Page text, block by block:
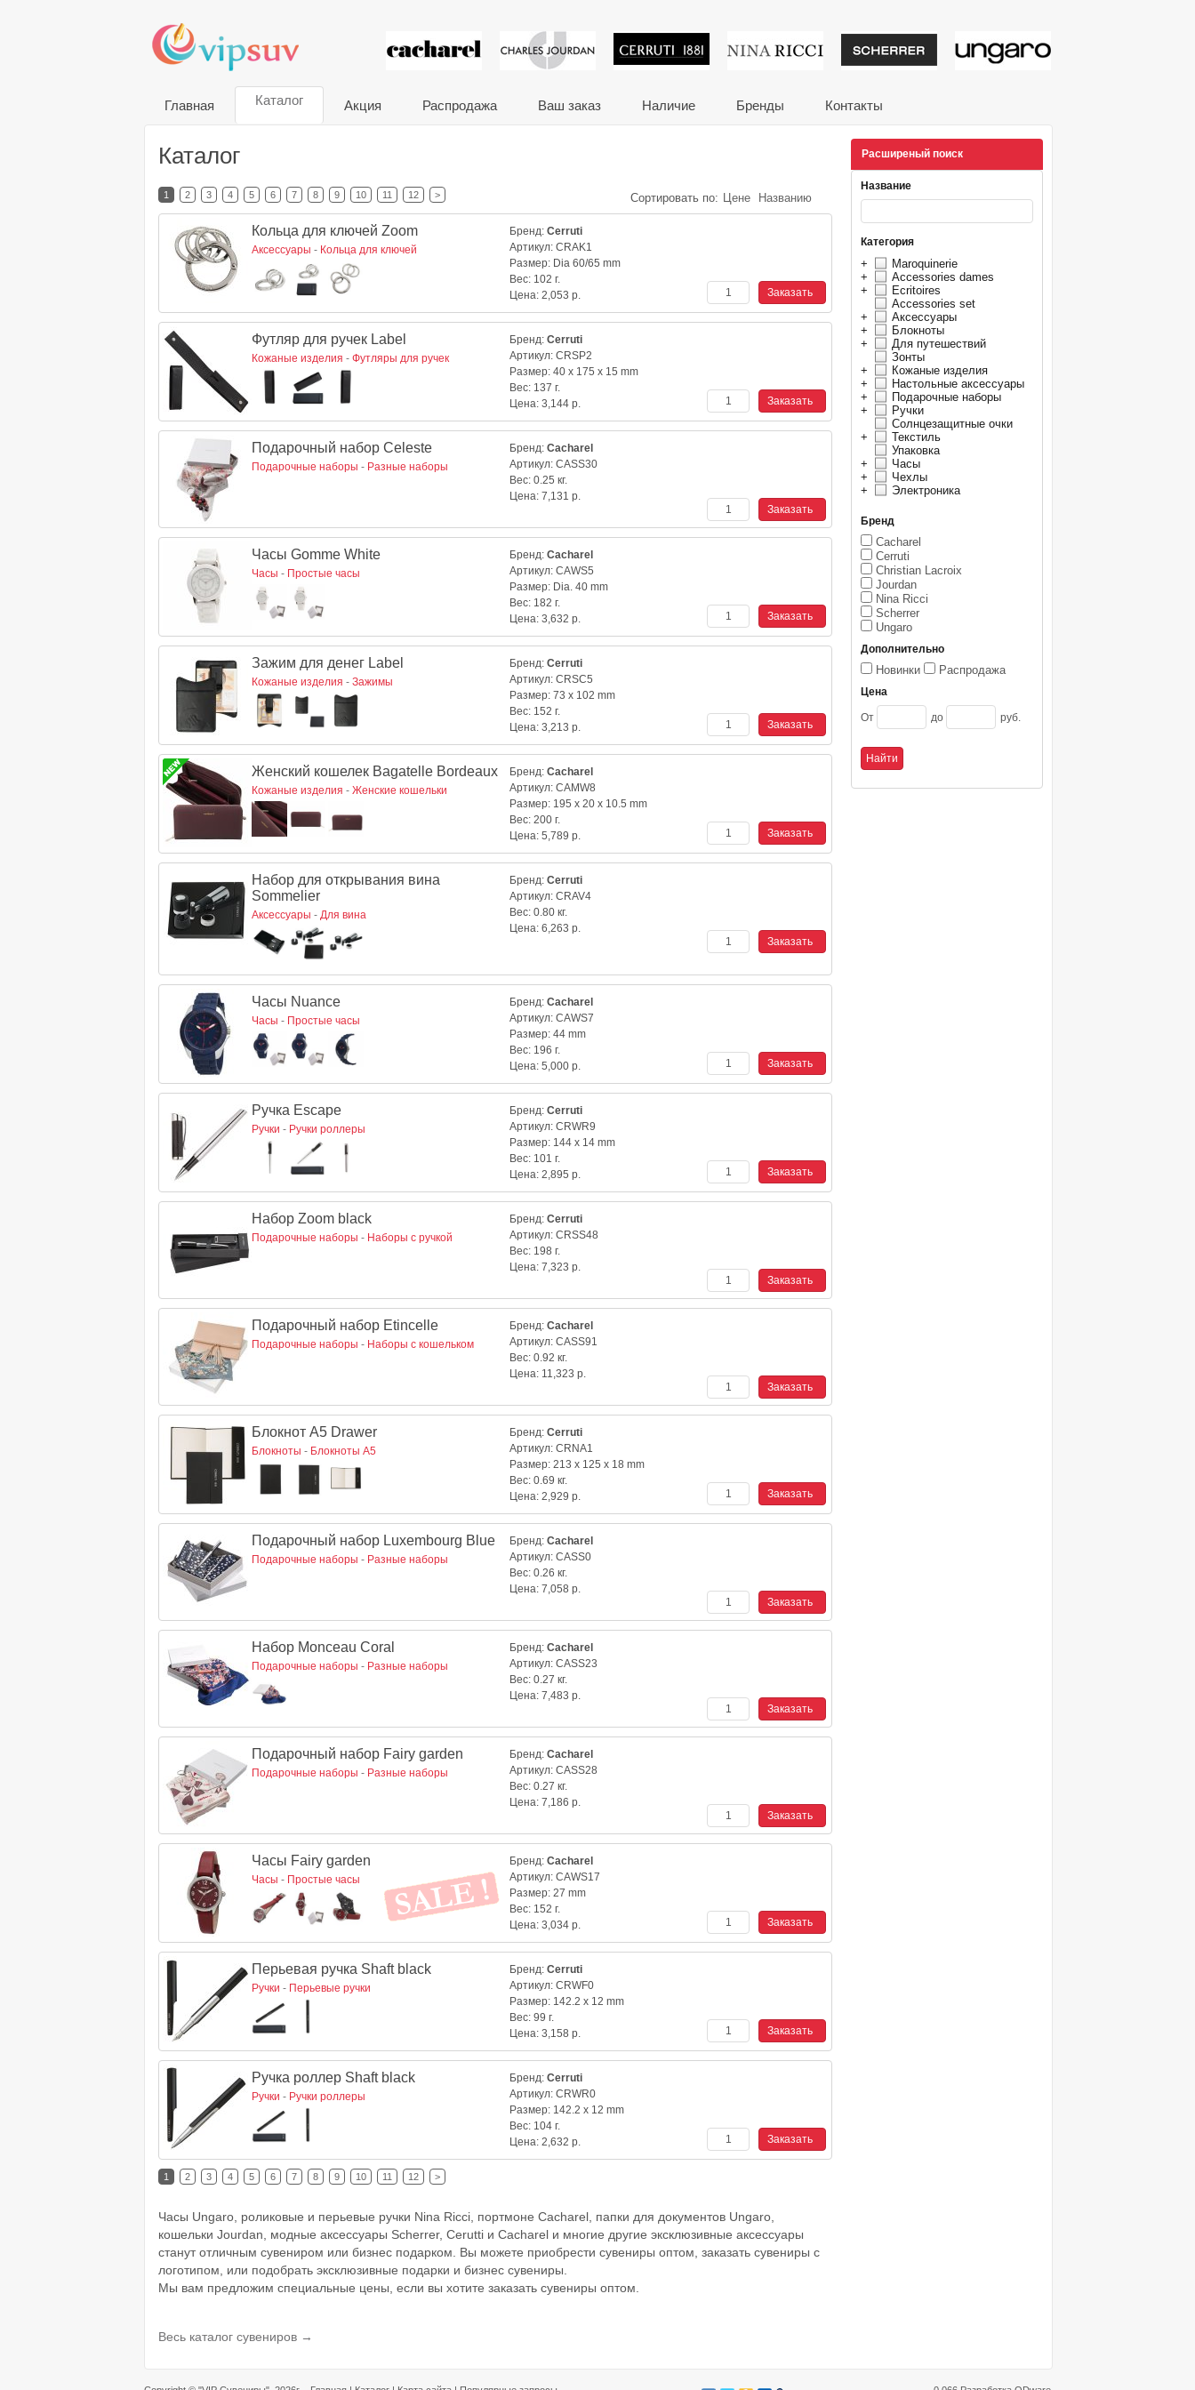
VIP сувениры и корпоративные подарки от
Главная Каталог Акция Распродажа Ваш заказ Наличие Бренды Контакты
Расширеный поиск
Название
Категория
+
Maroquinerie
+
Accessories dames
+
Ecritoires
Accessories set
+
Аксессуары
+
Блокноты
+
Для путешествий
Зонты
+
Кожаные изделия
+
Настольные аксессуары
+
Подарочные наборы
+
Ручки
Солнцезащитные очки
+
Текстиль
Упаковка
+
Часы
+
Чехлы
+
Электроника
Бренд
Cacharel
Cerruti
Christian Lacroix
Jourdan
Nina Ricci
Scherrer
Ungaro
Дополнительно
Новинки Распродажа
Цена
От до руб.
Каталог
1 2 3 4 5 6 7 8 9 10 11 12 > Сортировать по: Цене Названию
Кольца для ключей Zoom
Аксессуары - Кольца для ключей
Бренд: Cerruti
Артикул: CRAK1
Размер: Dia 60/65 mm
Вес: 102 г.
Цена: 2,053 р.
Футляр для ручек Label
Кожаные изделия - Футляры для ручек
Бренд: Cerruti
Артикул: CRSP2
Размер: 40 x 175 x 15 mm
Вес: 137 г.
Цена: 3,144 р.
Подарочный набор Celeste
Подарочные наборы - Разные наборы
Бренд: Cacharel
Артикул: CASS30
Вес: 0.25 кг.
Цена: 7,131 р.
Часы Gomme White
Часы - Простые часы
Бренд: Cacharel
Артикул: CAWS5
Размер: Dia. 40 mm
Вес: 182 г.
Цена: 3,632 р.
Зажим для денег Label
Кожаные изделия - Зажимы
Бренд: Cerruti
Артикул: CRSC5
Размер: 73 x 102 mm
Вес: 152 г.
Цена: 3,213 р.
Женский кошелек Bagatelle Bordeaux
Кожаные изделия - Женские кошельки
Бренд: Cacharel
Артикул: CAMW8
Размер: 195 x 20 x 10.5 mm
Вес: 200 г.
Цена: 5,789 р.
Набор для открывания вина
Sommelier
Аксессуары - Для вина
Бренд: Cerruti
Артикул: CRAV4
Вес: 0.80 кг.
Цена: 6,263 р.
Часы Nuance
Часы - Простые часы
Бренд: Cacharel
Артикул: CAWS7
Размер: 44 mm
Вес: 196 г.
Цена: 5,000 р.
Ручка Escape
Ручки - Ручки роллеры
Бренд: Cerruti
Артикул: CRWR9
Размер: 144 x 14 mm
Вес: 101 г.
Цена: 2,895 р.
Набор Zoom black
Подарочные наборы - Наборы с ручкой
Бренд: Cerruti
Артикул: CRSS48
Вес: 198 г.
Цена: 7,323 р.
Подарочный набор Etincelle
Подарочные наборы - Наборы с кошельком
Бренд: Cacharel
Артикул: CASS91
Вес: 0.92 кг.
Цена: 11,323 р.
Блокнот A5 Drawer
Блокноты - Блокноты A5
Бренд: Cerruti
Артикул: CRNA1
Размер: 213 x 125 x 18 mm
Вес: 0.69 кг.
Цена: 2,929 р.
Подарочный набор Luxembourg Blue
Подарочные наборы - Разные наборы
Бренд: Cacharel
Артикул: CASS0
Вес: 0.26 кг.
Цена: 7,058 р.
Набор Monceau Coral
Подарочные наборы - Разные наборы
Бренд: Cacharel
Артикул: CASS23
Вес: 0.27 кг.
Цена: 7,483 р.
Подарочный набор Fairy garden
Подарочные наборы - Разные наборы
Бренд: Cacharel
Артикул: CASS28
Вес: 0.27 кг.
Цена: 7,186 р.
Часы Fairy garden
Часы - Простые часы
Бренд: Cacharel
Артикул: CAWS17
Размер: 27 mm
Вес: 152 г.
Цена: 3,034 р.
Перьевая ручка Shaft black
Ручки - Перьевые ручки
Бренд: Cerruti
Артикул: CRWF0
Размер: 142.2 x 12 mm
Вес: 99 г.
Цена: 3,158 р.
Ручка роллер Shaft black
Ручки - Ручки роллеры
Бренд: Cerruti
Артикул: CRWR0
Размер: 142.2 x 12 mm
Вес: 104 г.
Цена: 2,632 р.
1 2 3 4 5 6 7 8 9 10 11 12 >
Часы Ungaro, роликовые и перьевые ручки Nina Ricci, портмоне Cacharel, папки для документов Ungaro,
кошельки Jourdan, модные аксессуары Scherrer, Cerutti и Cacharel и многие другие эксклюзивные аксессуары
станут отличным сувениром или бизнес подарком. Вы можете приобрести сувениры оптом, заказать сувениры с
логотипом, или подобрать эксклюзивные подарки и бизнес сувениры.
Мы вам предложим специальные цены, если вы хотите заказать сувениры оптом.
Весь каталог сувениров →